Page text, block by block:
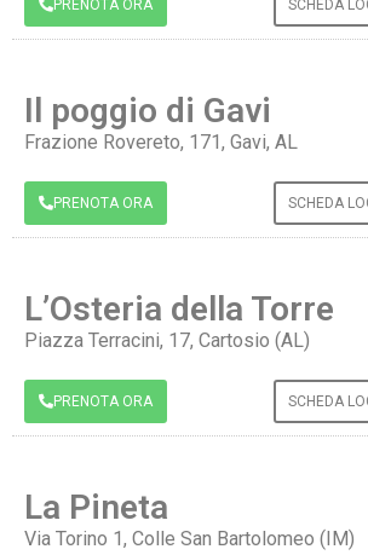
PRENOTA ORA SCHEDA
Il poggio di Gavi
Frazione Rovereto, 171, Gavi, AL
PRENOTA ORA SCHEDA
L’Osteria della Torre
Piazza Terracini, 17, Cartosio (AL)
PRENOTA ORA SCHEDA
La Pineta
Via Torino 1, Colle San Bartolomeo (IM)